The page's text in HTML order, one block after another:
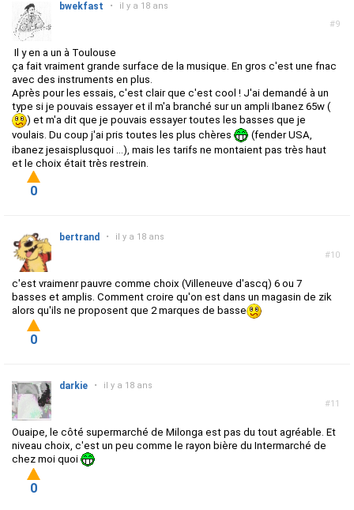
#9
bwekfast • il y a 18 ans
Il y en a un à Toulouse
ça fait vraiment grande surface de la musique. En gros c'est une fnac
avec des instruments en plus.
Après pour les essais, c'est clair que c'est cool ! J'ai demandé à un
type si je pouvais essayer et il m'a branché sur un ampli Ibanez 65w (
) et m'a dit que je pouvais essayer toutes les basses que je
voulais. Du coup j'ai pris toutes les plus chères
(fender USA,
ibanez jesaisplusquoi ...), mais les tarifs ne montaient pas très haut
et le choix était très restrein.
0
#10
bertrand • il y a 18 ans
c'est vraimenr pauvre comme choix (Villeneuve d'ascq) 6 ou 7
basses et amplis. Comment croire qu'on est dans un magasin de zik
alors qu'ils ne proposent que 2 marques de basse
0
#11
darkie • il y a 18 ans
Ouaipe, le côté supermarché de Milonga est pas du tout agréable. Et
niveau choix, c'est un peu comme le rayon bière du Intermarché de
chez moi quoi
0